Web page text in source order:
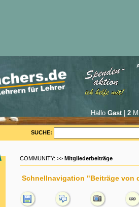
Hallo Gast| 2
SUCHE:
COMMUNITY: >> Mitgliederbeiträge
Schnellnavigation "Beiträge von